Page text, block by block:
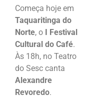
Começa hoje em
Taquaritinga do
Norte, o
I Festival
Cultural do Café.
Às 18h, no Teatro
do Sesc canta
Alexandre
Revoredo.